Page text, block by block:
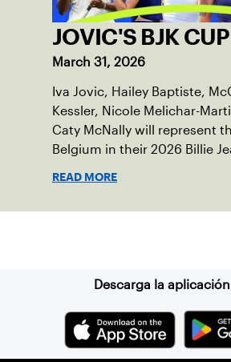
JOVIC'S BJK CUP
March 31, 2026
Iva Jovic, Hailey Baptiste,
Kessler, Nicole Melichar-
Caty McNally will represent
Belgium in their 2026 Billie
READ MORE
Descarga la aplicación